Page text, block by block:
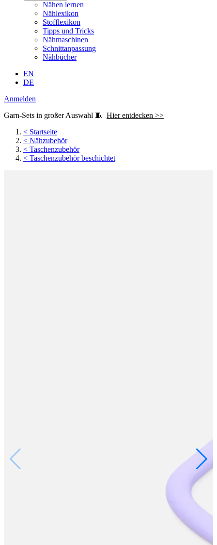
Nähen lernen
Nählexikon
Stofflexikon
Tipps und Tricks
Nähmaschinen
Schnittanpassung
Nähbücher
EN
DE
Anmelden
Garn-Sets in großer Auswahl 🧵 Hier entdecken >>
< Startseite
< Nähzubehör
< Taschenzubehör
< Taschenzubehör beschichtet